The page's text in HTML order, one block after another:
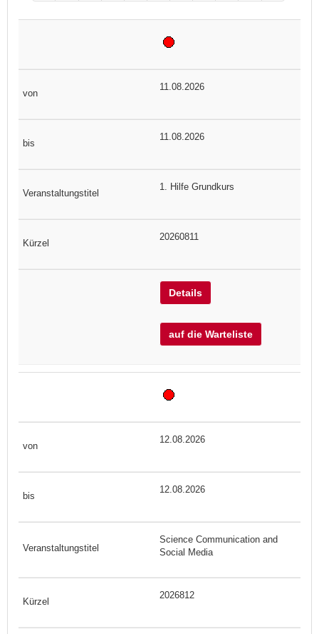
11.08.2026
11.08.2026
1. Hilfe Grundkurs
20260811
Details
auf die Warteliste
12.08.2026
12.08.2026
Science Communication and
Social Media
2026812